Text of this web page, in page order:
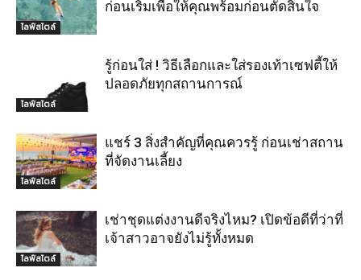
ไลฟ์สไตล์
ก่อนเริ่มเพื่อให้คุณพร้อมก่อนตัดสินใจ
ไลฟ์สไตล์
รู้ก่อนใส่ ! วิธีเลือกและใส่รองเท้าเซฟตี้ให้
ปลอดภัยทุกสถานการณ์
ไลฟ์สไตล์
แชร์ 3 สิ่งสำคัญที่คุณควรรู้ ก่อนเช่าสถาน
ที่จัดงานเลี้ยง
ไลฟ์สไตล์
เช่าชุดแต่งงานดีจริงไหม? เปิดข้อดีที่ว่าที่
เจ้าสาวอาจยังไม่รู้ทั้งหมด